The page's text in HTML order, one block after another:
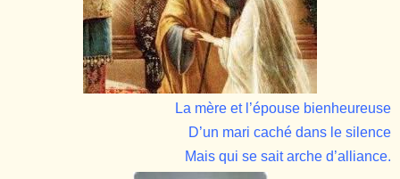
La mère et l’épouse bienheureuse
D’un mari caché dans le silence
Mais qui se sait arche d’alliance.